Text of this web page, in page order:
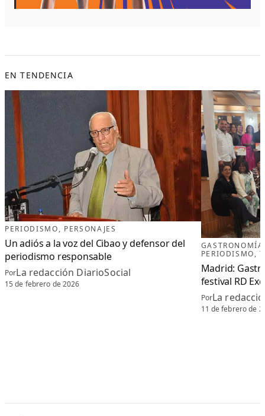
EN TENDENCIA
PERIODISMO, PERSONAJES
Un adiós a la voz del Cibao y defensor del
periodismo responsable
PorLa redacción DiarioSocial
15 de febrero de 2026
GASTRONOMÍA
PERIODISMO,
Madrid:
festival RD
PorLa
11 de febrero de